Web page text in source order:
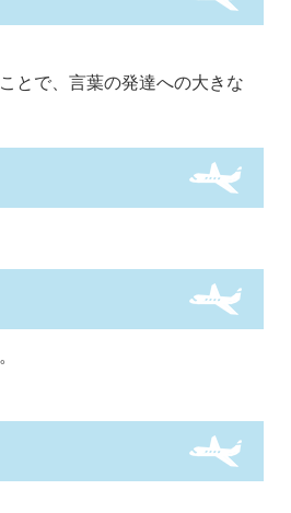
とで、言葉の発達への大きな